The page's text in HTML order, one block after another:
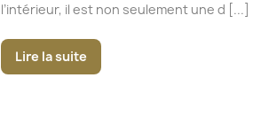
l’intérieur, il est non seulement une d [...]
Lire la suite